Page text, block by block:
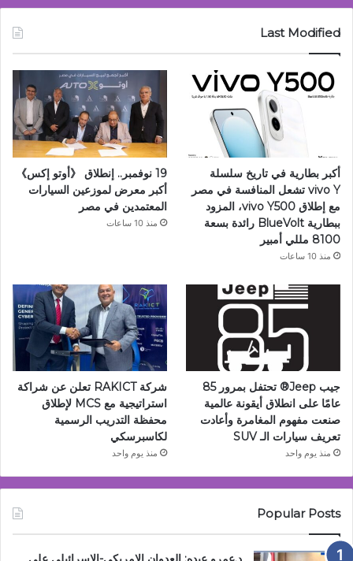
Last Modified
أكبر بطارية في تاريخ سلسلة
vivo Y تشعل المنافسة في مصر
مع إطلاق vivo Y500، المزود
ببطارية BlueVolt رائدة بسعة
8100 مللي أمبير
منذ 10 ساعات
19 نوفمبر.. إنطلاق 《أوتو إكس》
أكبر معرض لموزعين السيارات
المعتمدين في مصر
منذ 10 ساعات
جيب Jeep®️ تحتفل بمرور 85
عامًا على انطلاق أيقونة عالمية
صنعت مفهوم المغامرة وأعادت
تعريف سيارات الـ SUV
منذ يوم واحد
شركة RAKICT تعلن عن شراكة
استراتيجية مع MCS لإطلاق
محفظة التدريب الرسمية
لكاسبرسكي
منذ يوم واحد
Popular Posts